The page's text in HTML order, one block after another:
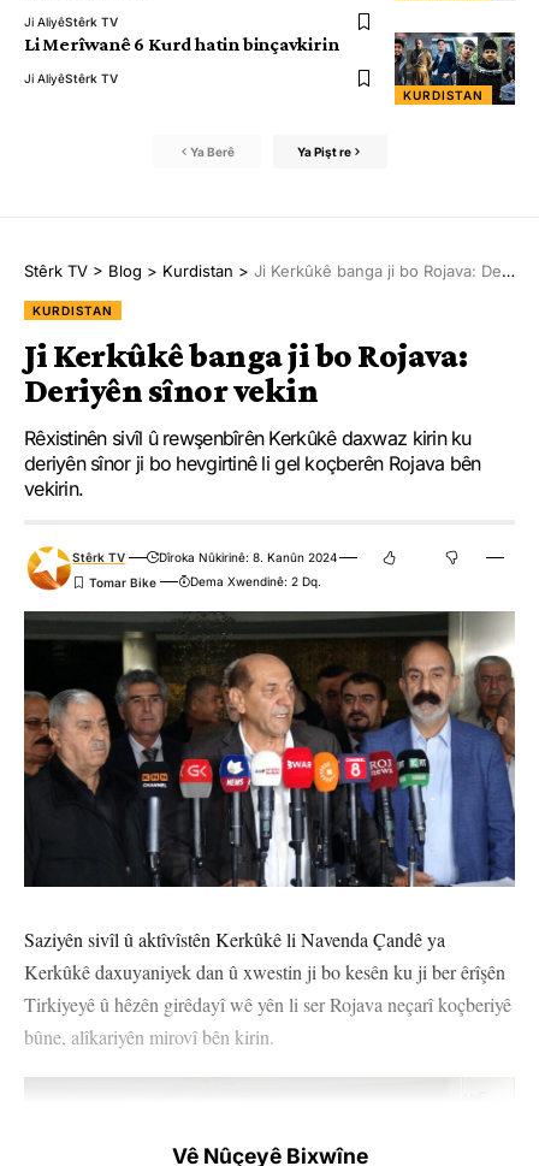
Ji AliyêStêrk TV
KURDISTAN
Li Merîwanê 6 Kurd hatin binçavkirin
Ji AliyêStêrk TV
Ya Berê Ya Pişt re
Stêrk TV > Blog > Kurdistan > Ji Kerkûkê banga ji bo Rojava: Deriyên sînor vekin
KURDISTAN
Ji Kerkûkê banga ji bo Rojava:
Deriyên sînor vekin
Rêxistinên sivîl û rewşenbîrên Kerkûkê daxwaz kirin ku
deriyên sînor ji bo hevgirtinê li gel koçberên Rojava bên
vekirin.
Stêrk TV
Dîroka Nûkirinê: 8. Kanûn 2024
Dema Xwendinê: 2 Dq.
Saziyên sivîl û aktîvîstên Kerkûkê li Navenda Çandê ya
Kerkûkê daxuyaniyek dan û xwestin ji bo kesên ku ji ber êrîşên
Tirkiyeyê û hêzên girêdayî wê yên li ser Rojava neçarî koçberiyê
bûne, alîkariyên mirovî bên kirin.
Vê Nûçeyê Bixwîne